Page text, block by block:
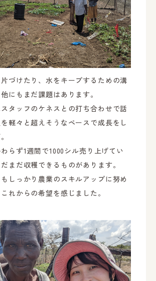
づけたり、水をキープするための溝
にもまだ課題はあります。
タッフのケネスとの打ち合わせで話
軽々と超えそうなペースで成長をし
らず1週間で1000シル売り上げてい
まだ収穫できるものがあります。
しっかり農業のスキルアップに努め
れからの希望を感じました。